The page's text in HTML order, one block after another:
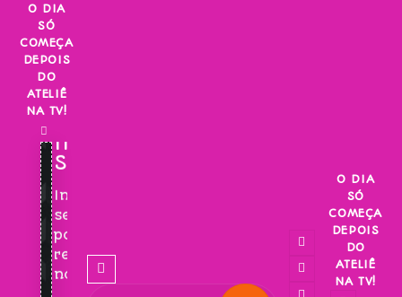
Skip
content
O DIA
SÓ
COMEÇA
DEPOIS
DO
ATELIÊ
NA TV!
INSCREVA-
SE!
Inscreva-
se
para
receber
novidades!
O DIA
SÓ
COMEÇA
DEPOIS
DO
ATELIÊ
NA TV!